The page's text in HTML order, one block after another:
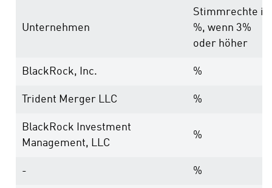
Unternehmen
Stimmrechte in
%, wenn 3%
oder höher
BlackRock, Inc. %
Trident Merger LLC %
BlackRock Investment
Management, LLC
%
- %